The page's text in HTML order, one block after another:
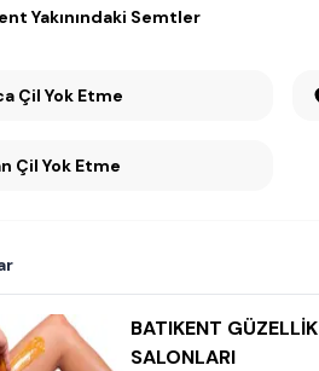
Yakınındaki Semtler
Çil Yok Etme
Çil Yok Etme
BATIKENT GÜZELLİK
SALONLARI